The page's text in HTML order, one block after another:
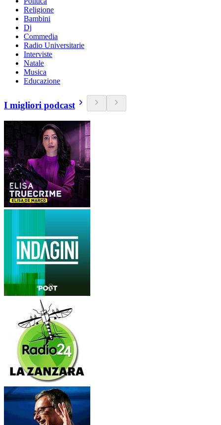
Religione
Bambini
Dj
Commedia
Radio Universitarie
Interviste
Natale
Musica
Educazione
I migliori podcast